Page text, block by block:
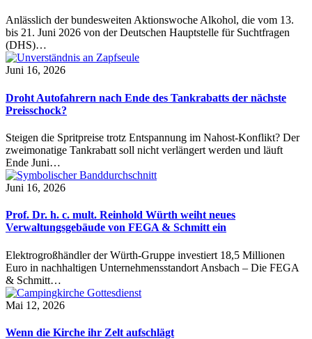
Anlässlich der bundesweiten Aktionswoche Alkohol, die vom 13.
bis 21. Juni 2026 von der Deutschen Hauptstelle für Suchtfragen
(DHS)…
Juni 16, 2026
Droht Autofahrern nach Ende des Tankrabatts der nächste
Preisschock?
Steigen die Spritpreise trotz Entspannung im Nahost-Konflikt? Der
zweimonatige Tankrabatt soll nicht verlängert werden und läuft
Ende Juni…
Juni 16, 2026
Prof. Dr. h. c. mult. Reinhold Würth weiht neues
Verwaltungsgebäude von FEGA & Schmitt ein
Elektrogroßhändler der Würth-Gruppe investiert 18,5 Millionen
Euro in nachhaltigen Unternehmensstandort Ansbach – Die FEGA
& Schmitt…
Mai 12, 2026
Wenn die Kirche ihr Zelt aufschlägt